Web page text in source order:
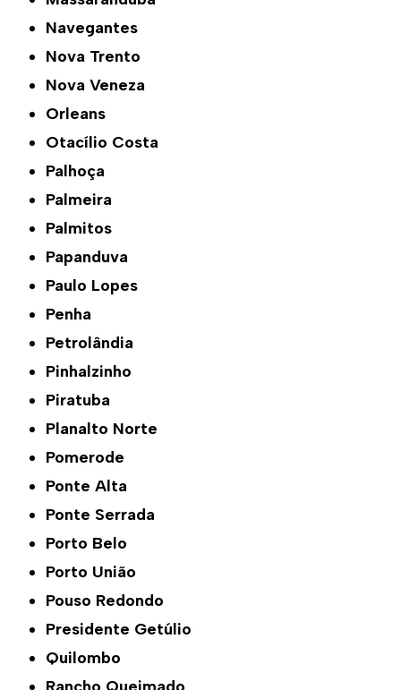
Navegantes
Nova Trento
Nova Veneza
Orleans
Otacílio Costa
Palhoça
Palmeira
Palmitos
Papanduva
Paulo Lopes
Penha
Petrolândia
Pinhalzinho
Piratuba
Planalto Norte
Pomerode
Ponte Alta
Ponte Serrada
Porto Belo
Porto União
Pouso Redondo
Presidente Getúlio
Quilombo